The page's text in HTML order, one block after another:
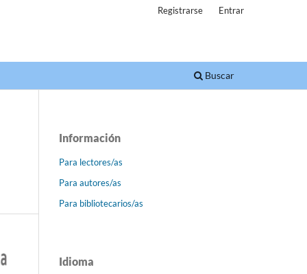
Buscar
Registrarse Entrar
Información
Para lectores/as
Para autores/as
Para bibliotecarios/as
Idioma